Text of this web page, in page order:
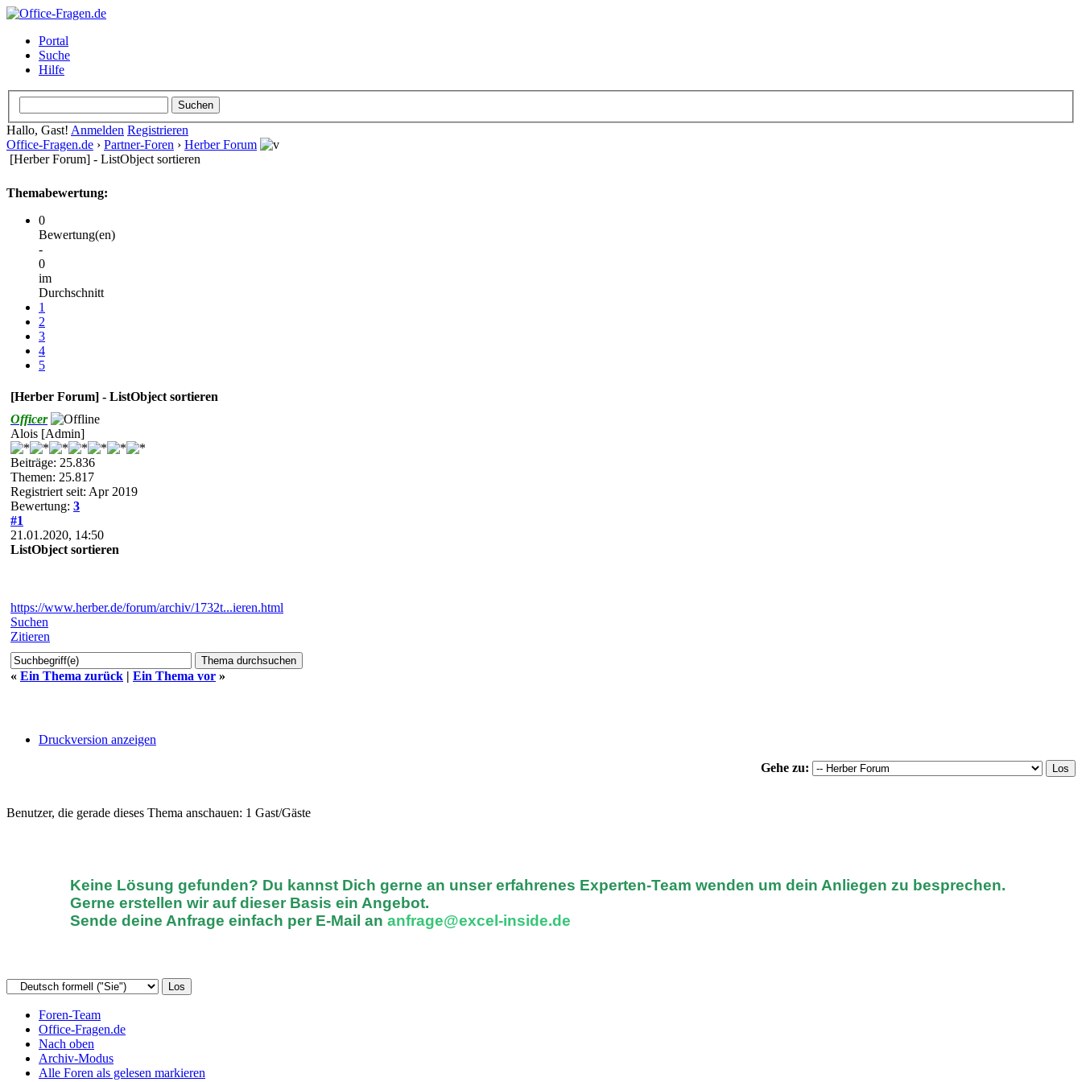
Portal
Suche
Hilfe
Hallo, Gast! Anmelden Registrieren
Office-Fragen.de › Partner-Foren › Herber Forum
[Herber Forum] - ListObject sortieren
Themabewertung:
0
Bewertung(en)
-
0
im
Durchschnitt
1
2
3
4
5
[Herber Forum] - ListObject sortieren
Officer
Alois [Admin]
Beiträge: 25.836
Themen: 25.817
Registriert seit: Apr 2019
Bewertung: 3
#1
21.01.2020, 14:50
ListObject sortieren
https://www.herber.de/forum/archiv/1732t...ieren.html
Suchen
Zitieren
« Ein Thema zurück | Ein Thema vor »
Druckversion anzeigen
Gehe zu:
Benutzer, die gerade dieses Thema anschauen: 1 Gast/Gäste
Keine Lösung gefunden? Du kannst Dich gerne an unser erfahrenes Experten-Team wenden um dein Anliegen zu besprechen.
Gerne erstellen wir auf dieser Basis ein Angebot.
Sende deine Anfrage einfach per E-Mail an anfrage@excel-inside.de
Foren-Team
Office-Fragen.de
Nach oben
Archiv-Modus
Alle Foren als gelesen markieren